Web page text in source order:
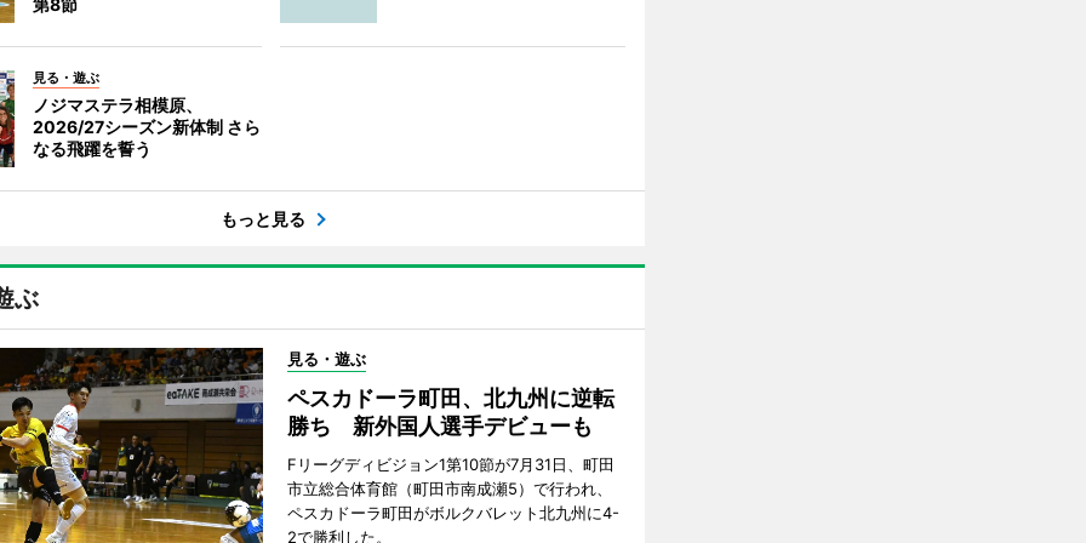
第8節
見る・遊ぶ
ノジマステラ相模原、
2026/27シーズン新体制 さら
なる飛躍を誓う
もっと見る
ぶ
見る・遊ぶ
ペスカドーラ町田、北九州に逆転
勝ち 新外国人選手デビューも
Fリーグディビジョン1第10節が7月31日、町田
市立総合体育館（町田市南成瀬5）で行われ、
ペスカドーラ町田がボルクバレット北九州に4-
2で勝利した。